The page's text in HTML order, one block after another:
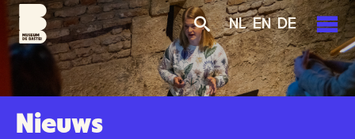
Overslaan
en
naar
gaan
Skip
main
Skip
search
NL EN DE
PLAN JE BEZOEK
TICKETS
AGENDA
Nieuws